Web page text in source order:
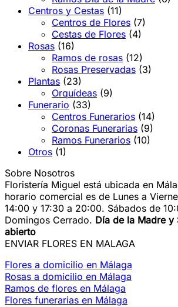
Centros y Cestas (11)
Centros de Flores (7)
Cestas de Flores (4)
Rosas (16)
Ramos de rosas (12)
Rosas Preservadas (3)
Plantas (23)
Orquídeas (9)
Funerario (33)
Centros Funerarios (14)
Coronas Funerarias (9)
Ramos Funerarios (10)
Otros (1)
Sobre Nosotros
Floristería Miguel está ubicada en
horario comercial es de Lunes a
14:00 y 17:30 a 20:00. Sábados de
Domingos Cerrado. Día de la Madre y
abierto
ENVIAR FLORES EN MALAGA
Flores a domicilio en Málaga
Rosas a domicilio en Málaga
Ramos de flores en Málaga
Flores funerarias en Málaga